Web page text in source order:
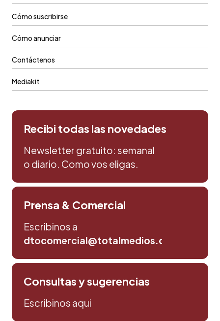
Cómo suscribirse
Cómo anunciar
Contáctenos
Mediakit
Recibi todas las novedades
Newsletter gratuito: semanal
o diario. Como vos eligas.
Prensa & Comercial
Escribinos a
dtocomercial@totalmedios.com
Consultas y sugerencias
Escribinos aqui